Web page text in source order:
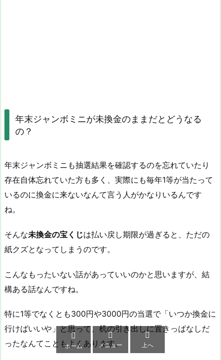
年末ジャンボミニが未換金のままだとどうなる
の？
年末ジャンボミニも抽選結果を確認するのを忘れていたり
存在自体忘れていた方も多く、実際にも毎年1等が当たって
いるのに換金に来ないなんて言う人がかなりいるんです
ね。
そんな未換金の宝くじは払い戻し期限が過ぎると、ただの
紙クズとなってしまうのです。
こんなもったいない話があっていいのかと思いますが、結
構ある話なんですね。
特に1等でなくとも300円や3000円の当選で「いつか換金に
行けばいいや」と思って、机の引き出しに置きっぱなしだ
ったなんてこともよくあります。

ホーム

メニュー

上へ